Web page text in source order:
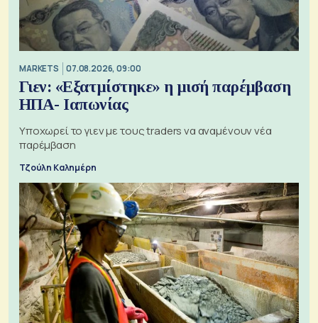
MARKETS 07.08.2026, 09:00
Γιεν: «Εξατμίστηκε» η μισή παρέμβαση
ΗΠΑ- Ιαπωνίας
Υποχωρεί το γιεν με τους traders να αναμένουν νέα
παρέμβαση
Τζούλη Καλημέρη